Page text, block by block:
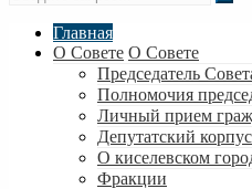
Главная
О Совете О Совете
Председатель
Полномочия
Личный прием
Депутатский корпус
О киселевском
Фракции